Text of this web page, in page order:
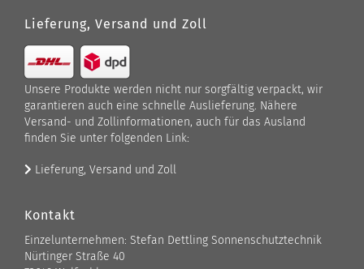
Lieferung, Versand und Zoll
Unsere Produkte werden nicht nur sorgfältig verpackt, wir
garantieren auch eine schnelle Auslieferung. Nähere
Versand- und Zollinformationen, auch für das Ausland
finden Sie unter folgenden Link:
Lieferung, Versand und Zoll
Kontakt
Einzelunternehmen: Stefan Dettling Sonnenschutztechnik
Nürtinger Straße 40